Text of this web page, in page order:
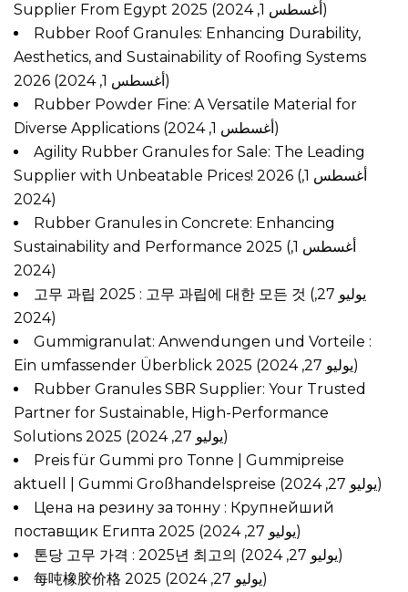
Supplier From Egypt 2025
(أغسطس 1, 2024)
Rubber Roof Granules: Enhancing Durability,
Aesthetics, and Sustainability of Roofing Systems
2026
(أغسطس 1, 2024)
Rubber Powder Fine: A Versatile Material for
Diverse Applications
(أغسطس 1, 2024)
Agility Rubber Granules for Sale: The Leading
Supplier with Unbeatable Prices! 2026 (أغسطس 1,
2024)
Rubber Granules in Concrete: Enhancing
Sustainability and Performance 2025 (أغسطس 1,
2024)
고무 과립 2025 : 고무 과립에 대한 모든 것 (يوليو 27,
2024)
Gummigranulat: Anwendungen und Vorteile :
Ein umfassender Überblick 2025
(يوليو 27, 2024)
Rubber Granules SBR Supplier: Your Trusted
Partner for Sustainable, High-Performance
Solutions 2025
(يوليو 27, 2024)
Preis für Gummi pro Tonne | Gummipreise
aktuell | Gummi Großhandelspreise
(يوليو 27, 2024)
Цена на резину за тонну : Крупнейший
поставщик Египта 2025
(يوليو 27, 2024)
톤당 고무 가격 : 2025년 최고의
(يوليو 27, 2024)
每吨橡胶价格 2025
(يوليو 27, 2024)